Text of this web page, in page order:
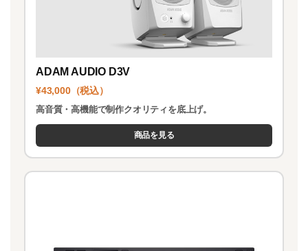
ADAM AUDIO D3V
¥43,000（税込）
高音質・高機能で制作クオリティを底上げ。
商品を見る